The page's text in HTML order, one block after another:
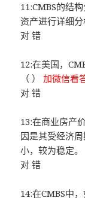
11:CMBS的结
资产进行详细
对 错
12:在美国，
（ ）加微信看
对 错
13:在商业房产
因是其受经济
小，较为稳定。
对 错
14:在CMBS中